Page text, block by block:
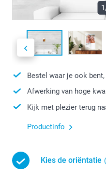
Bestel waar je ook
Afwerking van hoge
Kijk met plezier terug
Productinfo
Kies de oriëntatie